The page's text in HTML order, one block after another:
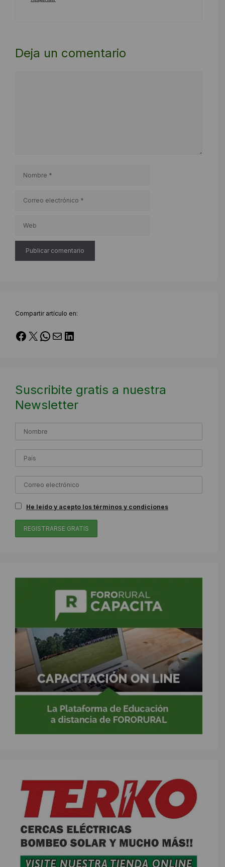
Deja un comentario
Nombre
Correo
Web
Compartir artículo en:
Facebook
X WhatsApp
Correo electrónico
LinkedIn
Suscribite gratis a nuestra
Newsletter
He leído y acepto los términos y condiciones